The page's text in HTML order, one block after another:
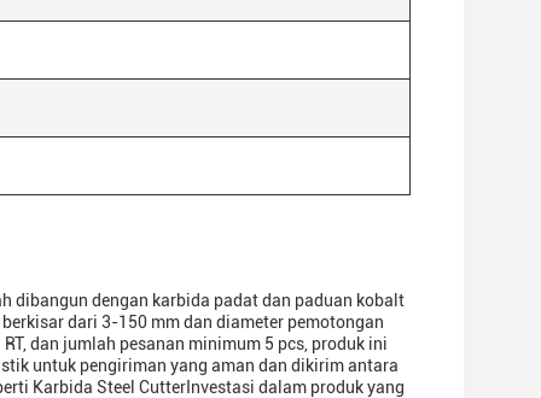
dibangun dengan karbida padat dan paduan kobalt
dari 3-150 mm dan diameter pemotongan
dan jumlah pesanan minimum 5 pcs, produk ini
untuk pengiriman yang aman dan dikirim antara
Karbida Steel CutterInvestasi dalam produk yang